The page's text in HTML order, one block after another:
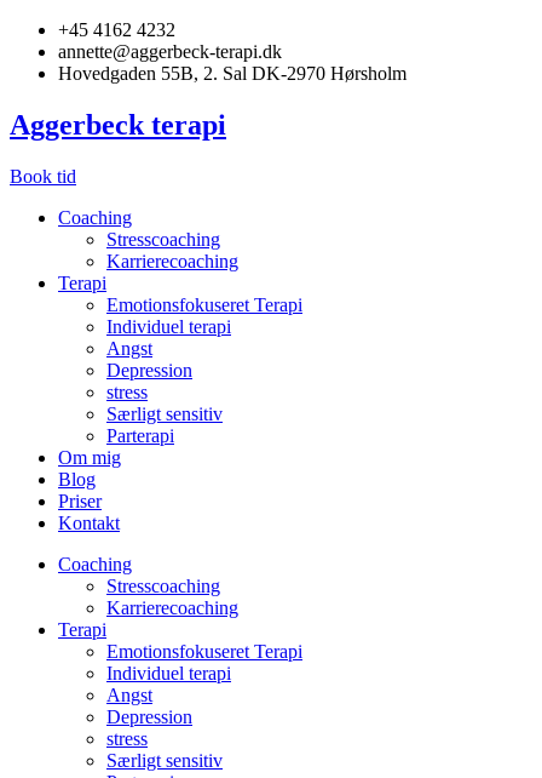
+45 4162 4232
annette@aggerbeck-terapi.dk
Hovedgaden 55B, 2. Sal DK-2970 Hørsholm
Aggerbeck terapi
Book tid
Coaching
Stresscoaching
Karrierecoaching
Terapi
Emotionsfokuseret Terapi
Individuel terapi
Angst
Depression
stress
Særligt sensitiv
Parterapi
Om mig
Blog
Priser
Kontakt
Coaching
Stresscoaching
Karrierecoaching
Terapi
Emotionsfokuseret Terapi
Individuel terapi
Angst
Depression
stress
Særligt sensitiv